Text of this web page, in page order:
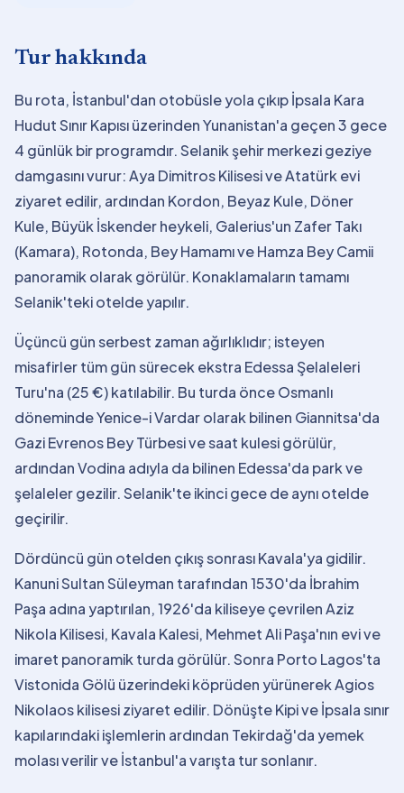
Tur hakkında
Bu rota, İstanbul'dan otobüsle yola çıkıp İpsala Kara
Hudut Sınır Kapısı üzerinden Yunanistan'a geçen 3 gece
4 günlük bir programdır. Selanik şehir merkezi geziye
damgasını vurur: Aya Dimitros Kilisesi ve Atatürk evi
ziyaret edilir, ardından Kordon, Beyaz Kule, Döner
Kule, Büyük İskender heykeli, Galerius'un Zafer Takı
(Kamara), Rotonda, Bey Hamamı ve Hamza Bey Camii
panoramik olarak görülür. Konaklamaların tamamı
Selanik'teki otelde yapılır.
Üçüncü gün serbest zaman ağırlıklıdır; isteyen
misafirler tüm gün sürecek ekstra Edessa Şelaleleri
Turu'na (25 €) katılabilir. Bu turda önce Osmanlı
döneminde Yenice-i Vardar olarak bilinen Giannitsa'da
Gazi Evrenos Bey Türbesi ve saat kulesi görülür,
ardından Vodina adıyla da bilinen Edessa'da park ve
şelaleler gezilir. Selanik'te ikinci gece de aynı otelde
geçirilir.
Dördüncü gün otelden çıkış sonrası Kavala'ya gidilir.
Kanuni Sultan Süleyman tarafından 1530'da İbrahim
Paşa adına yaptırılan, 1926'da kiliseye çevrilen Aziz
Nikola Kilisesi, Kavala Kalesi, Mehmet Ali Paşa'nın evi ve
imaret panoramik turda görülür. Sonra Porto Lagos'ta
Vistonida Gölü üzerindeki köprüden yürünerek Agios
Nikolaos kilisesi ziyaret edilir. Dönüşte Kipi ve İpsala sınır
kapılarındaki işlemlerin ardından Tekirdağ'da yemek
molası verilir ve İstanbul'a varışta tur sonlanır.